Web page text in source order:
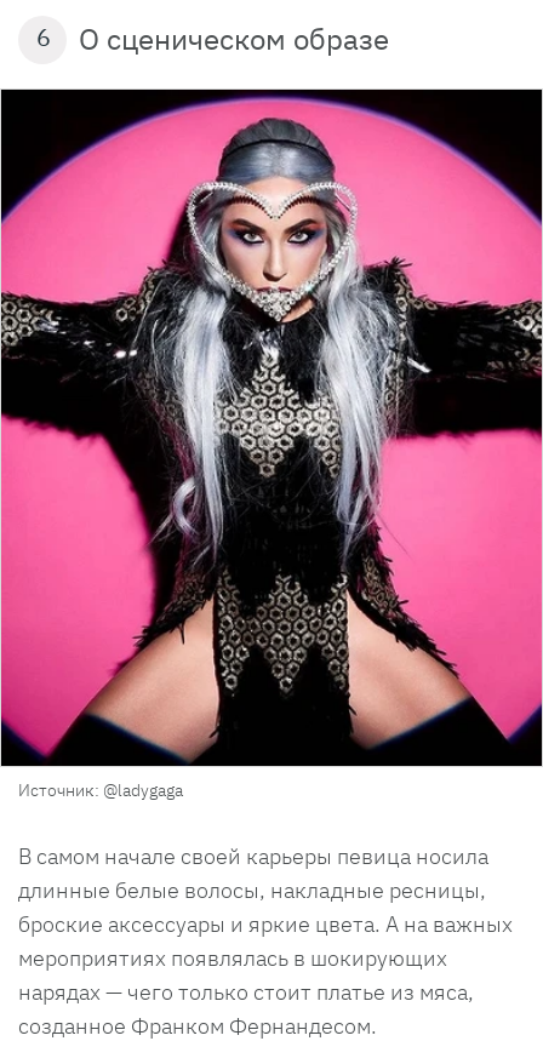
6 О сценическом образе
Источник: @ladygaga
В самом начале своей карьеры певица носила
длинные белые волосы, накладные ресницы,
броские аксессуары и яркие цвета. А на важных
мероприятиях появлялась в шокирующих
нарядах — чего только стоит платье из мяса,
созданное Франком Фернандесом.